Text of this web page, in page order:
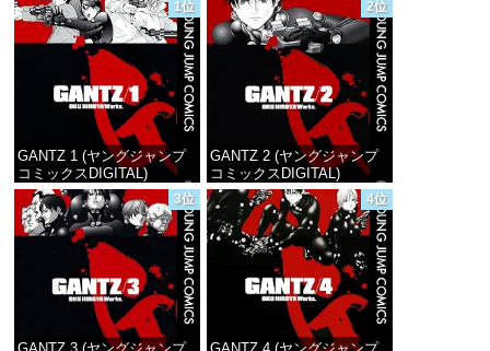
1位
GANTZ 1 (ヤングジャンプ
コミックスDIGITAL)
価格：¥100
2位
GANTZ 2 (ヤングジャンプ
コミックスDIGITAL)
価格：¥100
3位 4位